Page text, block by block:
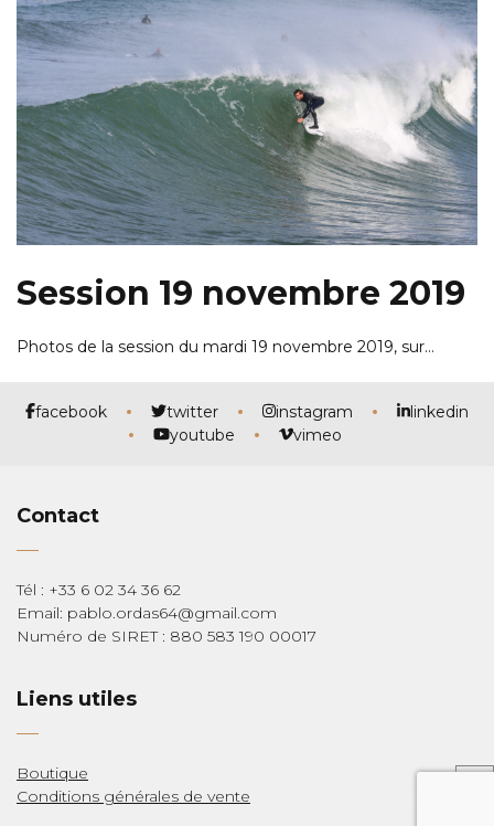
Session 19 novembre 2019
Photos de la session du mardi 19 novembre 2019, sur…
facebook twitter instagram
linkedin
youtube
vimeo
Contact
Tél : +33 6 02 34 36 62
Email: pablo.ordas64@gmail.com
Numéro de SIRET : 880 583 190 00017
Liens utiles
Boutique
Conditions générales de vente